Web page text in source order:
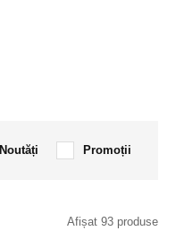
Noutăți Promoții
Afișat 93 produse